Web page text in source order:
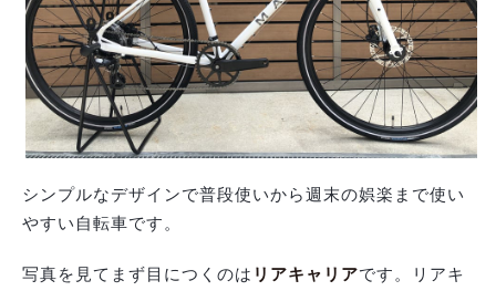
シンプルなデザインで普段使いから週末の娯楽まで使い
やすい自転車です。
写真を見てまず目につくのは リアキャリアです。リアキ